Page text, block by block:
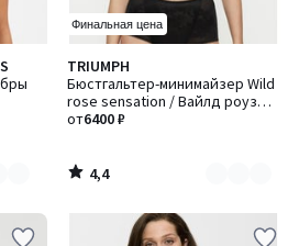
Финальная цена
TRIUMPH
Бюстгальтер-минимайзер Wild
rose sensation / Вайлд роуз
сенсейшн
от6400 ₽
4,4
/ 5
Количество
цветов:
4
4,4
/